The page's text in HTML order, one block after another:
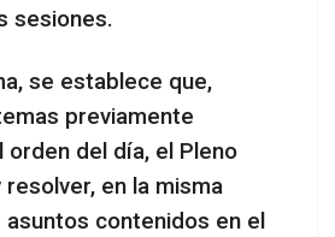
sesiones.
se establece que,
previamente
orden del día, el Pleno
en la misma
contenidos en el